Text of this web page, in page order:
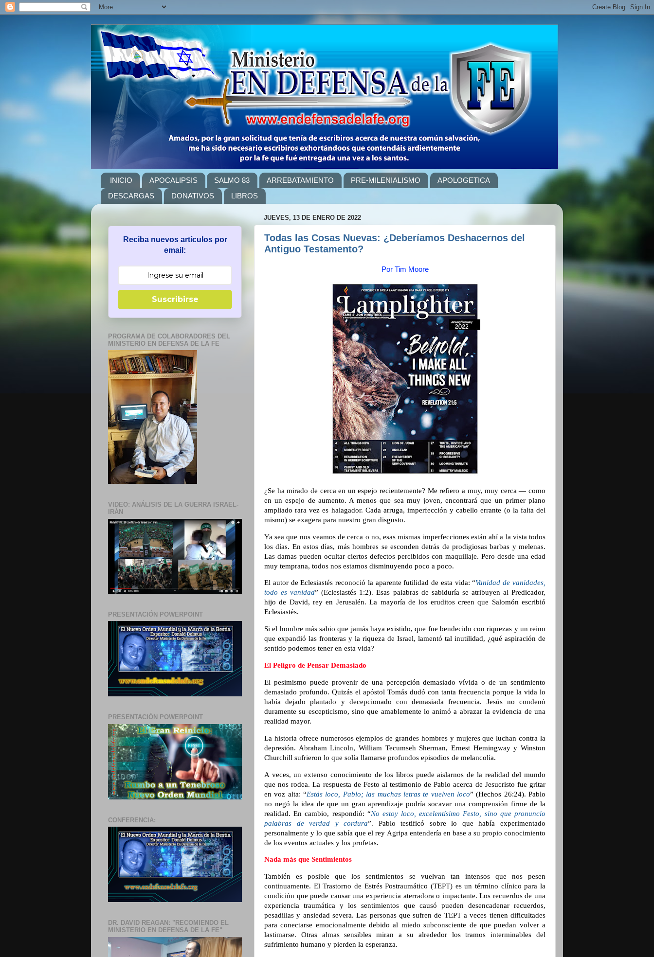
INICIO APOCALIPSIS SALMO 83 ARREBATAMIENTO PRE-MILENIALISMO
APOLOGETICA
DESCARGAS
DONATIVOS LIBROS
JUEVES, 13 DE ENERO DE 2022
Todas las Cosas Nuevas: ¿Deberíamos Deshacernos del
Antiguo Testamento?
Por Tim Moore
¿Se ha mirado de cerca en un espejo recientemente? Me refiero a muy, muy cerca — como
en un espejo de aumento. A menos que sea muy joven, encontrará que un primer plano
ampliado rara vez es halagador. Cada arruga, imperfección y cabello errante (o la falta del
mismo) se exagera para nuestro gran disgusto.
Ya sea que nos veamos de cerca o no, esas mismas imperfecciones están ahí a la vista todos
los días. En estos días, más hombres se esconden detrás de prodigiosas barbas y melenas.
Las damas pueden ocultar ciertos defectos percibidos con maquillaje. Pero desde una edad
muy temprana, todos nos estamos disminuyendo poco a poco.
El autor de Eclesiastés reconoció la aparente futilidad de esta vida: “Vanidad de vanidades,
todo es vanidad” (Eclesiastés 1:2). Esas palabras de sabiduría se atribuyen al Predicador,
hijo de David, rey en Jerusalén. La mayoría de los eruditos creen que Salomón escribió
Eclesiastés.
Si el hombre más sabio que jamás haya existido, que fue bendecido con riquezas y un reino
que expandió las fronteras y la riqueza de Israel, lamentó tal inutilidad, ¿qué aspiración de
sentido podemos tener en esta vida?
El Peligro de Pensar Demasiado
El pesimismo puede provenir de una percepción demasiado vívida o de un sentimiento
demasiado profundo. Quizás el apóstol Tomás dudó con tanta frecuencia porque la vida lo
había dejado plantado y decepcionado con demasiada frecuencia. Jesús no condenó
duramente su escepticismo, sino que amablemente lo animó a abrazar la evidencia de una
realidad mayor.
La historia ofrece numerosos ejemplos de grandes hombres y mujeres que luchan contra la
depresión. Abraham Lincoln, William Tecumseh Sherman, Ernest Hemingway y Winston
Churchill sufrieron lo que solía llamarse profundos episodios de melancolía.
A veces, un extenso conocimiento de los libros puede aislarnos de la realidad del mundo
que nos rodea. La respuesta de Festo al testimonio de Pablo acerca de Jesucristo fue gritar
en voz alta: “Estás loco, Pablo; las muchas letras te vuelven loco” (Hechos 26:24). Pablo
no negó la idea de que un gran aprendizaje podría socavar una comprensión firme de la
realidad. En cambio, respondió: “No estoy loco, excelentísimo Festo, sino que pronuncio
palabras de verdad y cordura”. Pablo testificó sobre lo que había experimentado
personalmente y lo que sabía que el rey Agripa entendería en base a su propio conocimiento
de los eventos actuales y los profetas.
Nada más que Sentimientos
También es posible que los sentimientos se vuelvan tan intensos que nos pesen
continuamente. El Trastorno de Estrés Postraumático (TEPT) es un término clínico para la
condición que puede causar una experiencia aterradora o impactante. Los recuerdos de una
experiencia traumática y los sentimientos que causó pueden desencadenar recuerdos,
pesadillas y ansiedad severa. Las personas que sufren de TEPT a veces tienen dificultades
para conectarse emocionalmente debido al miedo subconsciente de que puedan volver a
lastimarse. Otras almas sensibles miran a su alrededor los tramos interminables del
sufrimiento humano y pierden la esperanza.
Reciba nuevos artículos por
email:
Suscribirse
PROGRAMA DE COLABORADORES DEL
MINISTERIO EN DEFENSA DE LA FE
VIDEO: ANÁLISIS DE LA GUERRA ISRAEL-
IRÁN
PRESENTACIÓN POWERPOINT
PRESENTACIÓN POWERPOINT
CONFERENCIA:
DR. DAVID REAGAN: "RECOMIENDO EL
MINISTERIO EN DEFENSA DE LA FE"